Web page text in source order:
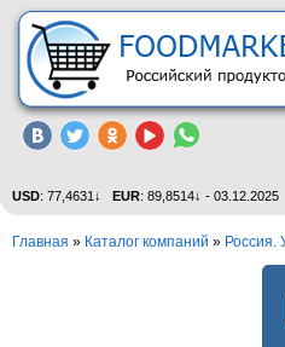
USD: 77,4631↓ EUR: 89,8514↓ - 03.12.2025
Главная » Каталог компаний » Россия.